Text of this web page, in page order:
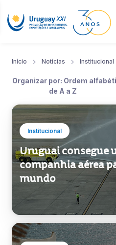
Início Notícias Institucional
Organizar por: Ordem
de A a Z
Institucional
Uruguai consegue
companhia aérea
mundo